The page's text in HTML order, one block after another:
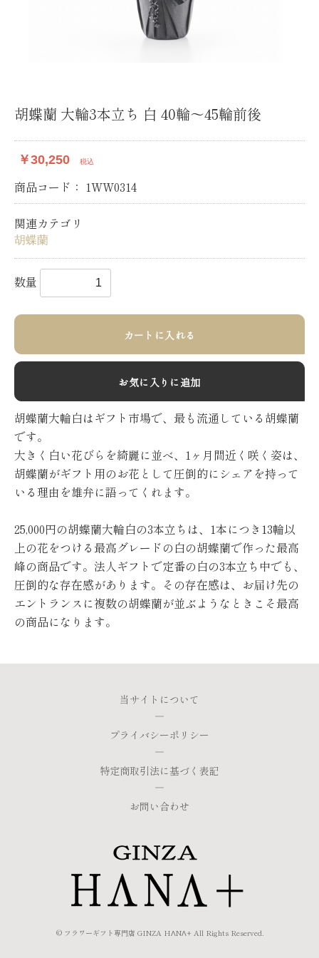
胡蝶蘭 大輪3本立ち 白 40輪〜45輪前後
￥30,250 税込
商品コード： 1WW0314
関連カテゴリ
胡蝶蘭
数量
カートに入れる
お気に入りに追加
胡蝶蘭大輪白はギフト市場で、最も流通している胡蝶蘭
です。
大きく白い花びらを綺麗に並べ、1ヶ月間近く咲く姿は、
胡蝶蘭がギフト用のお花として圧倒的にシェアを持って
いる理由を雄弁に語ってくれます。
25,000円の胡蝶蘭大輪白の3本立ちは、1本につき13輪以
上の花をつける最高グレードの白の胡蝶蘭で作った最高
峰の商品です。法人ギフトで定番の白の3本立ち中でも、
圧倒的な存在感があります。その存在感は、お届け先の
エントランスに複数の胡蝶蘭が並ぶようなときこそ最高
の商品になります。
当サイトについて
プライバシーポリシー
特定商取引法に基づく表記
お問い合わせ
© フラワーギフト専門店 GINZA HΛNΛ+ All Rights Reserved.